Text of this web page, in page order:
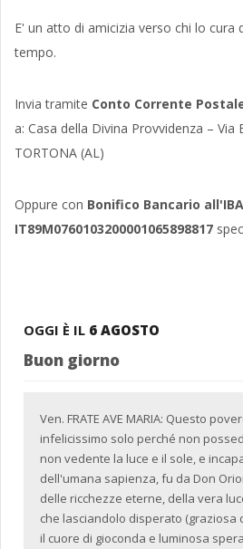
E' un atto di amicizia verso chi lo cura
tempo.
Invia tramite Conto Corrente
a: Casa della Divina Provvidenza –
TORTONA (AL)
Oppure con Bonifico Bancario
IT89M0760103200001065898817
OGGI È IL 6 AGOSTO
Buon giorno
Ven. FRATE AVE MARIA: Questo
infelicissimo solo perché non
non vedente la luce e il sole, e
dell'umana sapienza, fu da Don
delle ricchezze eterne, della vera
che lasciandolo disperato (graziosa
il cuore di gioconda e luminosa